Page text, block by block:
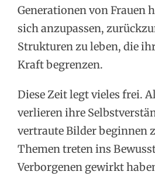
Generationen von Frauen
sich anzupassen,
Strukturen zu leben, die
Kraft begrenzen.
Diese Zeit legt vieles frei.
verlieren ihre
vertraute Bilder beginnen
Themen treten ins
Verborgenen gewirkt